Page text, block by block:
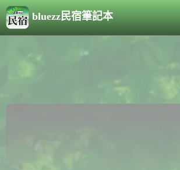
bluezz民宿筆記本